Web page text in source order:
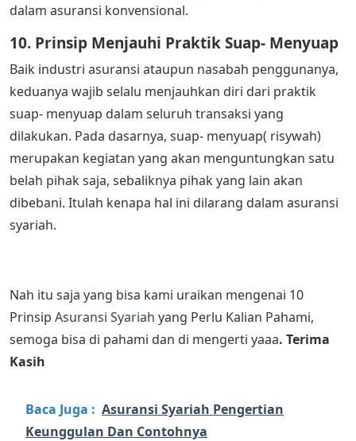
dalam asuransi konvensional.
10. Prinsip Menjauhi Praktik Suap- Menyuap
Baik industri asuransi ataupun nasabah penggunanya,
keduanya wajib selalu menjauhkan diri dari praktik
suap- menyuap dalam seluruh transaksi yang
dilakukan. Pada dasarnya, suap- menyuap( risywah)
merupakan kegiatan yang akan menguntungkan satu
belah pihak saja, sebaliknya pihak yang lain akan
dibebani. Itulah kenapa hal ini dilarang dalam asuransi
syariah.
Nah itu saja yang bisa kami uraikan mengenai 10
Prinsip Asuransi Syariah yang Perlu Kalian Pahami,
semoga bisa di pahami dan di mengerti yaaa. Terima
Kasih
Baca Juga : Asuransi Syariah Pengertian
Keunggulan Dan Contohnya